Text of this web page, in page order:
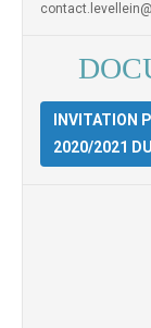
INVITATION
2020/2021